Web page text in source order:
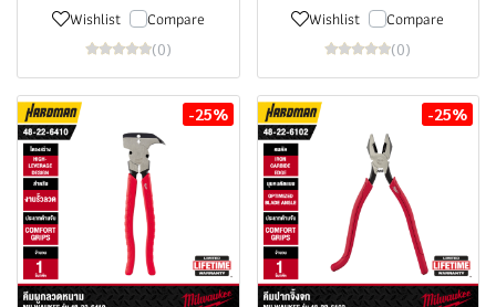
Wishlist Compare
(0)
Wishlist Compare
(0)
-25% -25%